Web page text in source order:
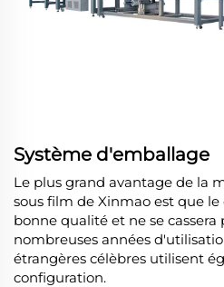
Système d'emballage
Le plus grand avantage de la
sous film de Xinmao est que
bonne qualité et ne se
nombreuses années
étrangères célèbres utilisent
configuration.